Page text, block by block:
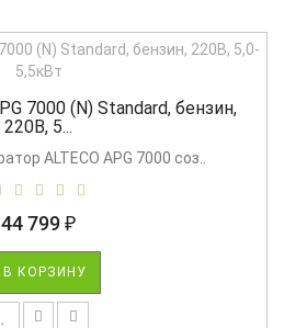
7000 (N) Standard, бензин,
220В, 5...
ALTECO APG 7000 соз..
44 799 ₽
В КОРЗИНУ